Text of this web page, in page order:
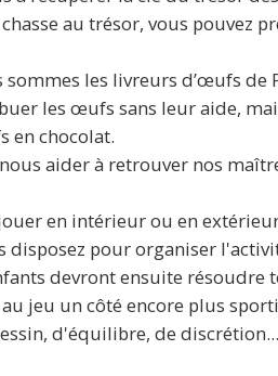
chasse au trésor, vous
les livreurs d’œufs de
les œufs sans leur aide,
en chocolat.
aider à retrouver nos
en intérieur ou en
disposez pour organiser
devront ensuite
jeu un côté encore plus
d'équilibre, de